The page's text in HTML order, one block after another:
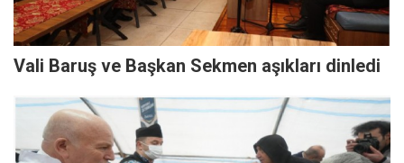
Vali Baruş ve Başkan Sekmen aşıkları dinledi